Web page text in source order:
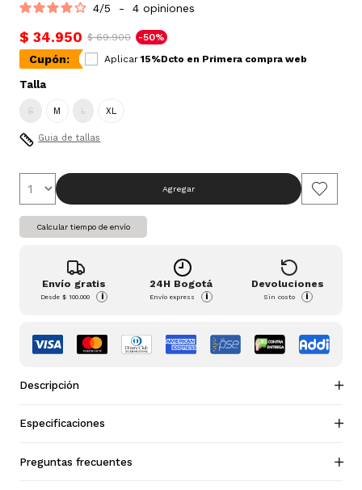
4/5 - 4 opiniones
$ 34.950 $ 69.900 -50%
Cupón: Aplicar 15%Dcto en Primera compra web
Talla
S M L XL
Guia de tallas
Agregar
Calcular tiempo de envío
Envío gratis
Desde$ 100.000 i
24H Bogotá
Envío express i
Devoluciones
Sin costo i
Descripción
Especificaciones
Preguntas frecuentes